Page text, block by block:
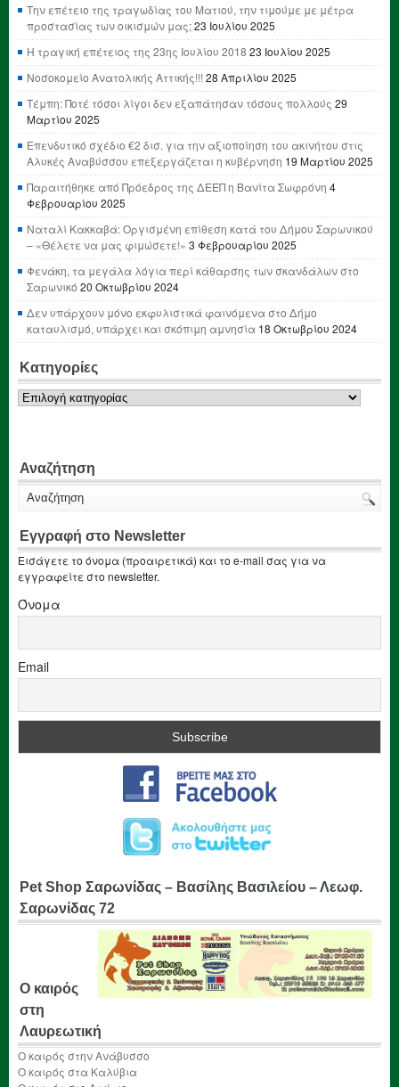
Την επέτειο της τραγωδίας του Ματιού, την τιμούμε με μέτρα
προστασίας των οικισμών μας;23 Ιουλίου 2025
Η τραγική επέτειος της 23ης Ιουλίου 2018 23 Ιουλίου 2025
Νοσοκομείο Ανατολικής Αττικής!!! 28 Απριλίου 2025
Τέμπη: Ποτέ τόσοι λίγοι δεν εξαπάτησαν τόσους πολλούς 29
Μαρτίου 2025
Επενδυτικό σχέδιο €2 δισ. για την αξιοποίηση του ακινήτου στις
Αλυκές Αναβύσσου επεξεργάζεται η κυβέρνηση 19 Μαρτίου 2025
Παραιτήθηκε από Πρόεδρος της ΔΕΕΠ η Βανίτα Σωφρόνη 4
Φεβρουαρίου 2025
Ναταλί Κακκαβά: Οργισμένη επίθεση κατά του Δήμου Σαρωνικού
– «Θέλετε να μας φιμώσετε!» 3 Φεβρουαρίου 2025
Φενάκη, τα μεγάλα λόγια περί κάθαρσης των σκανδάλων στο
Σαρωνικό 20 Οκτωβρίου 2024
Δεν υπάρχουν μόνο εκφυλιστικά φαινόμενα στο Δήμο
καταυλισμό, υπάρχει και σκόπιμη αμνησία 18 Οκτωβρίου 2024
Κατηγορίες
Κατηγορίες
Αναζήτηση
Εγγραφή στο Newsletter
Εισάγετε το όνομα (προαιρετικά) και το e-mail σας για να
εγγραφείτε στο newsletter.
Όνομα
Email
Pet Shop Σαρωνίδας – Βασίλης Βασιλείου – Λεωφ.
Σαρωνίδας 72
Ο καιρός
στη
Λαυρεωτική
Ο καιρός στην Ανάβυσσο
Ο καιρός στα Καλύβια